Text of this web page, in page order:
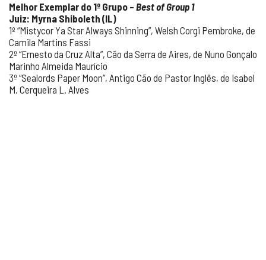
Melhor Exemplar do 1º Grupo – Best of Group 1
Juiz: Myrna Shiboleth (IL)
1º “Mistycor Ya Star Always Shinning”, Welsh Corgi Pembroke, de
Camila Martins Fassi
2º “Ernesto da Cruz Alta”, Cão da Serra de Aires, de Nuno Gonçalo
Marinho Almeida Maurício
3º “Sealords Paper Moon”, Antigo Cão de Pastor Inglês, de Isabel
M. Cerqueira L. Alves